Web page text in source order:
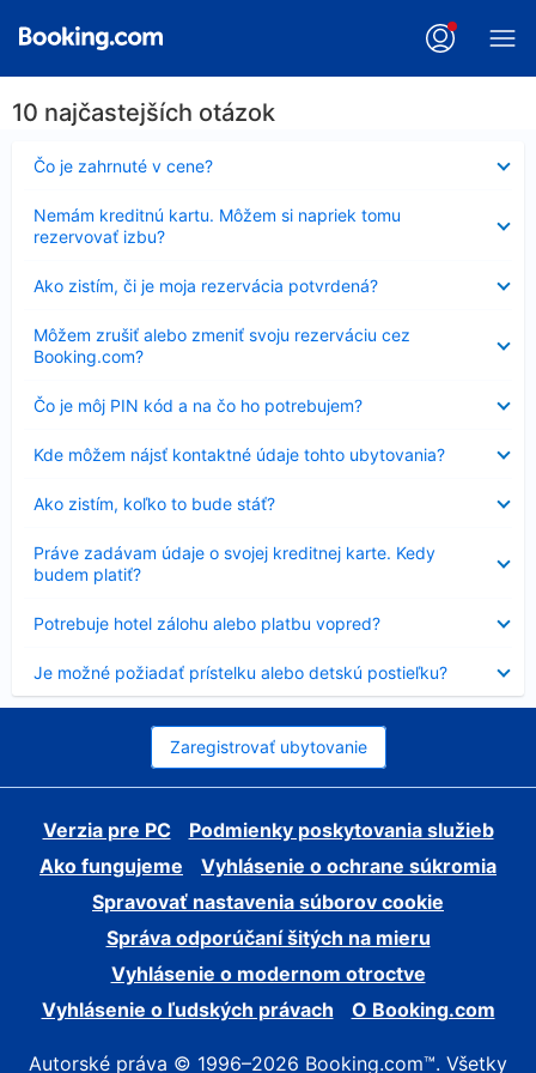
10 najčastejších otázok
Čo je zahrnuté v cene?
Nezobrazuje
sa
Nemám kreditnú kartu. Môžem si napriek tomu
rezervovať izbu?
sa
Ako zistím, či je moja rezervácia potvrdená?
sa
Môžem zrušiť alebo zmeniť svoju rezerváciu cez
Booking.com?
sa
Čo je môj PIN kód a na čo ho potrebujem?
Nezobrazuje
sa
Kde môžem nájsť kontaktné údaje tohto ubytovania?
sa
Ako zistím, koľko to bude stáť?
sa
Práve zadávam údaje o svojej kreditnej karte. Kedy
budem platiť?
sa
Potrebuje hotel zálohu alebo platbu vopred?
sa
Je možné požiadať prístelku alebo detskú postieľku?
sa
Zaregistrovať ubytovanie
Verzia pre PC
Podmienky poskytovania služieb
Ako fungujeme
Vyhlásenie o ochrane súkromia
Spravovať nastavenia súborov cookie
Správa odporúčaní šitých na mieru
Vyhlásenie o modernom otroctve
Vyhlásenie o ľudských právach
O Booking.com
Autorské práva © 1996–2026 Booking.com™. Všetky